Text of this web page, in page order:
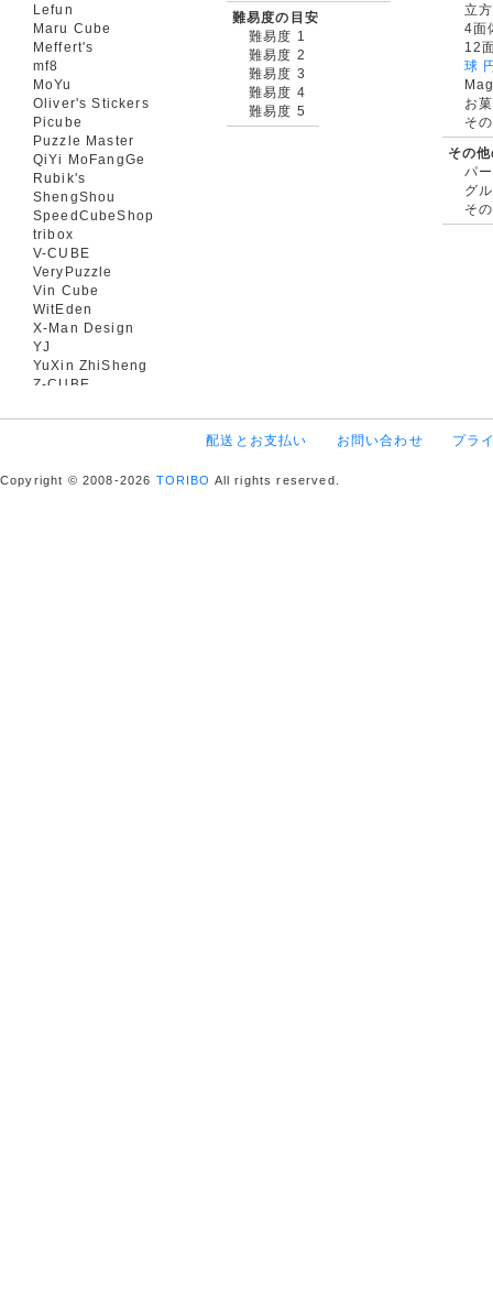
Lefun
Maru Cube
Meffert's
mf8
MoYu
Oliver's Stickers
Picube
Puzzle Master
QiYi MoFangGe
Rubik's
ShengShou
SpeedCubeShop
tribox
V-CUBE
VeryPuzzle
Vin Cube
WitEden
X-Man Design
YJ
YuXin ZhiSheng
Z-CUBE
難易度の目安
難易度 1
難易度 2
難易度 3
難易度 4
難易度 5
立
4面
12
球
お
そ
その
パ
グ
そ
配送とお支払い お問い合わせ プラ
Copyright © 2008-2026 TORIBO All rights reserved.